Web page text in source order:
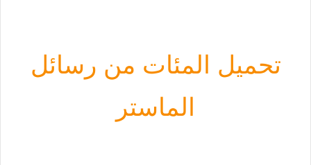
تحميل المئات من رسائل
الماستر